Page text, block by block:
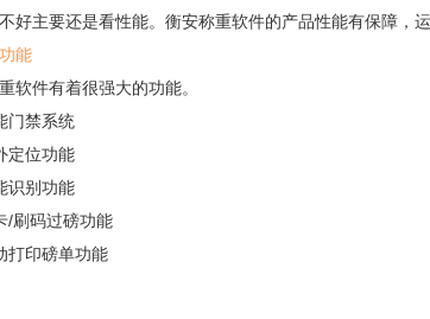
主要还是看性能。衡安称重软件的产品性能有保障，运
能
件有着很强大的功能。
禁系统
位功能
别功能
码过磅功能
印磅单功能